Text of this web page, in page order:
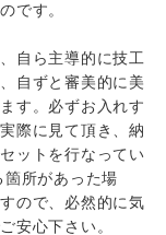
です。
自ら主導的に技工
自ずと審美的に美
す。必ずお入れす
際に見て頂き、納
ットを行なってい
箇所があった場
ので、必然的に気
安心下さい。